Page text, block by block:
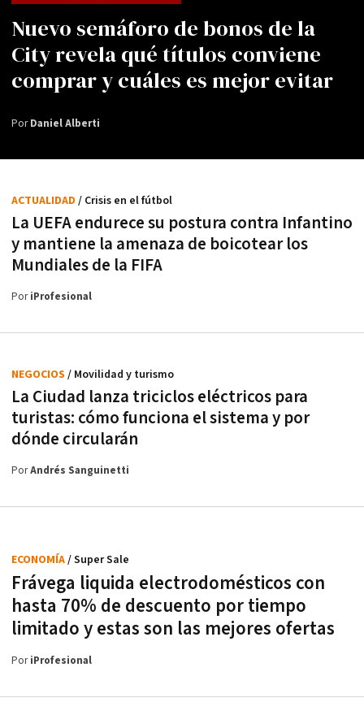
Nuevo semáforo de bonos de la
City revela qué títulos conviene
comprar y cuáles es mejor evitar
PorDaniel Alberti
La UEFA endurece su postura contra Infantino
y mantiene la amenaza de boicotear los
Mundiales de la FIFA
ACTUALIDAD / Crisis en el fútbol
PoriProfesional
La Ciudad lanza triciclos eléctricos para
turistas: cómo funciona el sistema y por
dónde circularán
NEGOCIOS / Movilidad y turismo
PorAndrés Sanguinetti
Frávega liquida electrodomésticos con
hasta 70% de descuento por tiempo
limitado y estas son las mejores ofertas
ECONOMÍA/ Super Sale
PoriProfesional